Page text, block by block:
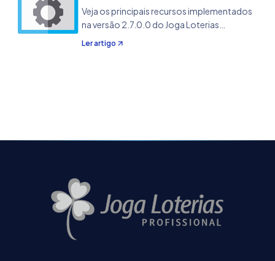
Veja os principais recursos implementados
na versão 2.7.0.0 do Joga Loterias
Profissional. - Adicionado o suporte
modular aos plugins, trazendo a
Ler artigo